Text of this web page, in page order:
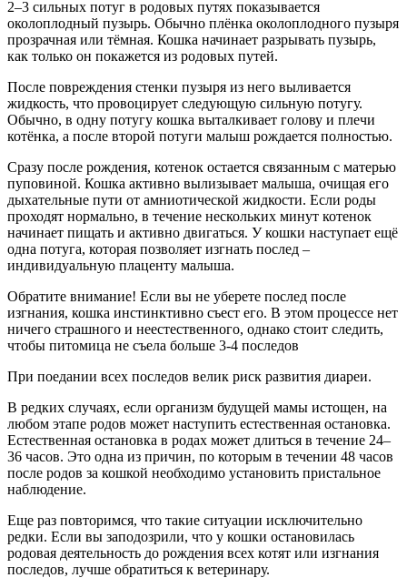
2–3 сильных потуг в родовых путях показывается
околоплодный пузырь. Обычно плёнка околоплодного пузыря
прозрачная или тёмная. Кошка начинает разрывать пузырь,
как только он покажется из родовых путей.
После повреждения стенки пузыря из него выливается
жидкость, что провоцирует следующую сильную потугу.
Обычно, в одну потугу кошка выталкивает голову и плечи
котёнка, а после второй потуги малыш рождается полностью.
Сразу после рождения, котенок остается связанным с матерью
пуповиной. Кошка активно вылизывает малыша, очищая его
дыхательные пути от амниотической жидкости. Если роды
проходят нормально, в течение нескольких минут котенок
начинает пищать и активно двигаться. У кошки наступает ещё
одна потуга, которая позволяет изгнать послед –
индивидуальную плаценту малыша.
Обратите внимание! Если вы не уберете послед после
изгнания, кошка инстинктивно съест его. В этом процессе нет
ничего страшного и неестественного, однако стоит следить,
чтобы питомица не съела больше 3-4 последов
При поедании всех последов велик риск развития диареи.
В редких случаях, если организм будущей мамы истощен, на
любом этапе родов может наступить естественная остановка.
Естественная остановка в родах может длиться в течение 24–
36 часов. Это одна из причин, по которым в течении 48 часов
после родов за кошкой необходимо установить пристальное
наблюдение.
Еще раз повторимся, что такие ситуации исключительно
редки. Если вы заподозрили, что у кошки остановилась
родовая деятельность до рождения всех котят или изгнания
последов, лучше обратиться к ветеринару.